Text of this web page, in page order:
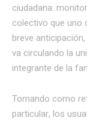
ciudadana:
colectivo que uno
breve
va circulando la
integrante de la
Tomando como
particular, los